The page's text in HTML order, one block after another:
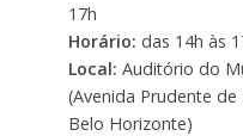
17h
Horário: das 14h às
Local: Auditório do
(Avenida Prudente de
Belo Horizonte)